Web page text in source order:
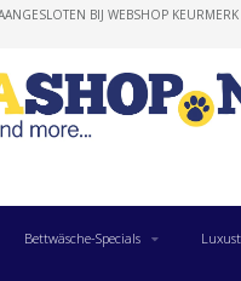
BIJ WEBSHOP KEURMERK
Bettwäsche-Specials